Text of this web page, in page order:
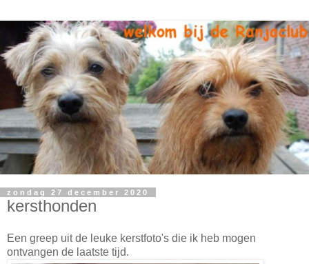
zondag 27 december 2020
kersthonden
Een greep uit de leuke kerstfoto's die ik heb mogen
ontvangen de laatste tijd.